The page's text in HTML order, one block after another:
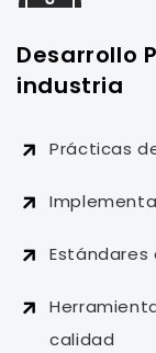
Desarrollo
industria
Prácticas
calidad